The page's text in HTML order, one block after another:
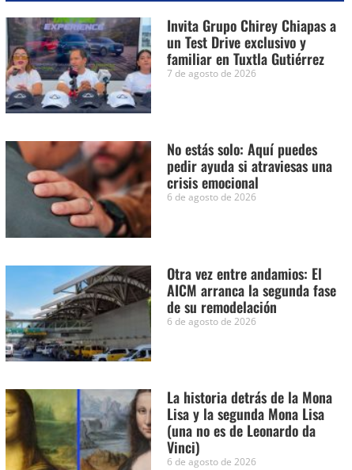
Invita Grupo Chirey Chiapas a
un Test Drive exclusivo y
familiar en Tuxtla Gutiérrez
7 de agosto de 2026
No estás solo: Aquí puedes
pedir ayuda si atraviesas una
crisis emocional
6 de agosto de 2026
Otra vez entre andamios: El
AICM arranca la segunda fase
de su remodelación
6 de agosto de 2026
La historia detrás de la Mona
Lisa y la segunda Mona Lisa
(una no es de Leonardo da
Vinci)
6 de agosto de 2026